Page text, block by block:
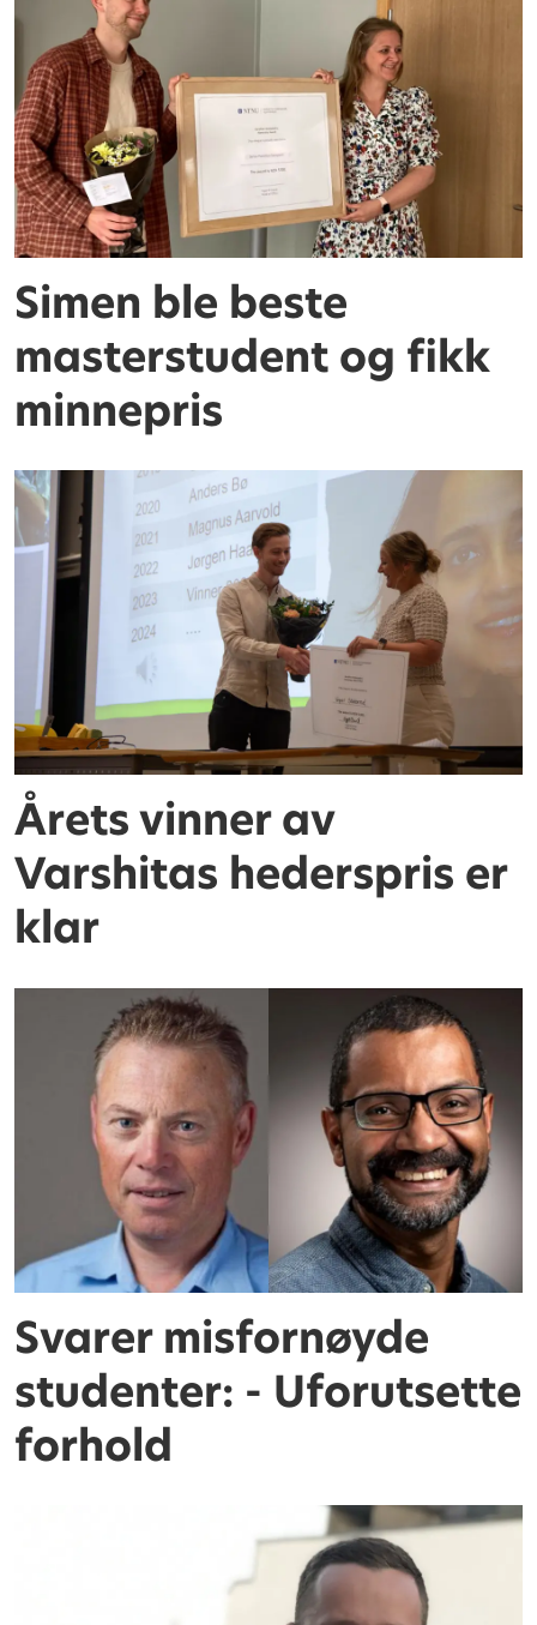
Simen ble beste
masterstudent og fikk
minnepris
Årets vinner av
Varshitas hederspris er
klar
Svarer misfornøyde
studenter: - Uforutsette
forhold